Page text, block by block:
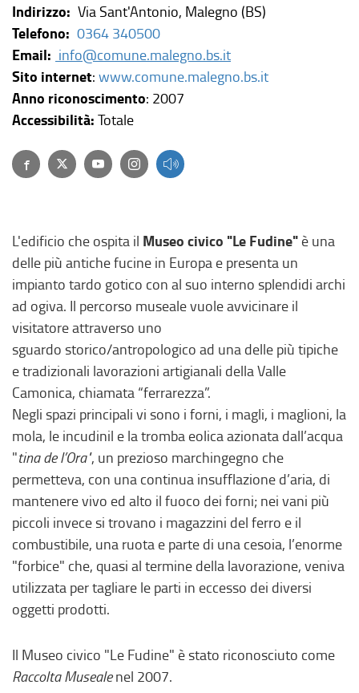
Indirizzo: Via Sant'Antonio, Malegno (BS)
Telefono: 0364 340500
Email: info@comune.malegno.bs.it
Sito internet: www.comune.malegno.bs.it(
e
r
n
o
s
i
p
r
e
i
n
u
n
a
n
v
Anno riconoscimento: 2007
Accessibilità: Totale
Facebook
(link esterno, si apre in una nuova finestra)
Twitter
(link esterno, si apre in una nuova finestra)
(link esterno, si apre in una nuova finestra)
(link esterno, si apre in una nuova finestra)
L'edificio che ospita il Museo civico "Le Fudine" è una
delle più antiche fucine in Europa e presenta un
impianto tardo gotico con al suo interno splendidi archi
ad ogiva. Il percorso museale vuole avvicinare il
visitatore attraverso uno
sguardo storico/antropologico ad una delle più tipiche
e tradizionali lavorazioni artigianali della Valle
Camonica, chiamata “ferrarezza”.
Negli spazi principali vi sono i forni, i magli, i maglioni, la
mola, le incudinil e la tromba eolica azionata dall’acqua
"tina de l’Ora", un prezioso marchingegno che
permetteva, con una continua insufflazione d’aria, di
mantenere vivo ed alto il fuoco dei forni; nei vani più
piccoli invece si trovano i magazzini del ferro e il
combustibile, una ruota e parte di una cesoia, l’enorme
"forbice" che, quasi al termine della lavorazione, veniva
utilizzata per tagliare le parti in eccesso dei diversi
oggetti prodotti.
Il Museo civico "Le Fudine" è stato riconosciuto come
Raccolta Musealenel 2007.